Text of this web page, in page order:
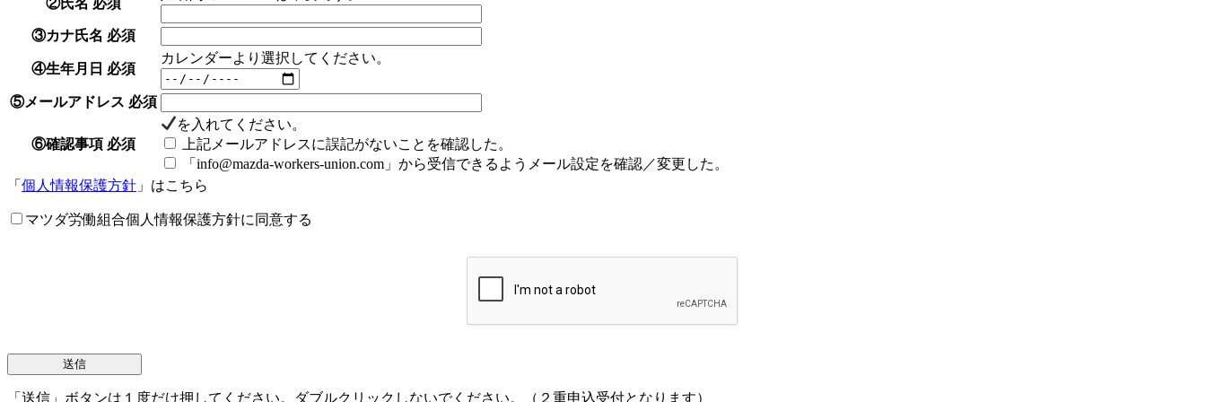
③カナ氏名 必須
④生年月日 必須
カレンダーより選択してください。
⑤メールアドレス 必須
⑥確認事項 必須
を入れてください。
上記メールアドレスに誤記がないことを確認した。
「info@mazda-workers-union.com」から受信できるようメール設定を確認／変更した。
「 個人情報保護方針 」はこちら
マツダ労働組合個人情報保護方針に同意する
「送信」ボタンは１度だけ押してください。ダブルクリックしないでください。（２重申込受付となります）